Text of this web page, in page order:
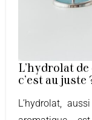
L'hydrolat
c'est au juste
L’hydrolat,